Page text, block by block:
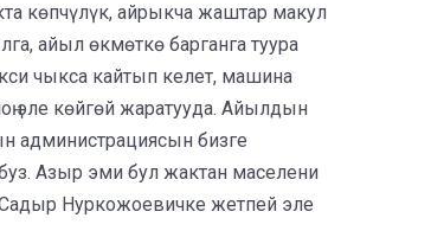
көпчүлүк, айрыкча жаштар макул
айыл өкмөткө барганга туура
чыкса кайтып келет, машина
эле көйгөй жаратууда. Айылдын
администрациясын бизге
Азыр эми бул жактан маселени
Нуркожоевичке жетпей эле